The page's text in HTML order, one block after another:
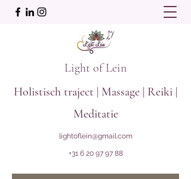
Light of Lein
Holistisch traject | Massage | Reiki |
Meditatie
lightoflein@gmail.com
+31 6 20 97 97 88